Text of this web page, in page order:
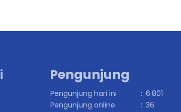
Pengunjung
Pengunjung hari ini : 6.801
Pengunjung online
: 36